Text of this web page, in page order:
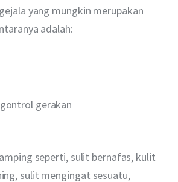
yang mungkin merupakan
adalah:
gerakan
seperti, sulit bernafas, kulit
sulit mengingat sesuatu,